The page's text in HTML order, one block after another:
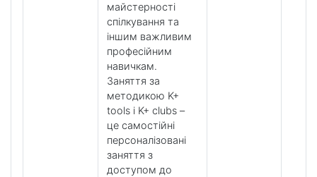
майстерності
спілкування та
іншим важливим
професійним
навичкам.
Заняття за
методикою K+
tools і K+ clubs –
це самостійні
персоналізовані
заняття з
доступом до